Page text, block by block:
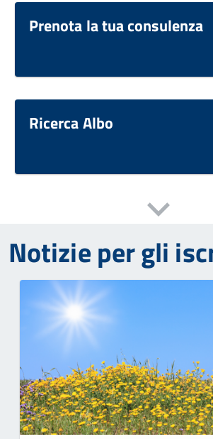
Prenota la tua consulenza
Ricerca Albo
Notizie per gli